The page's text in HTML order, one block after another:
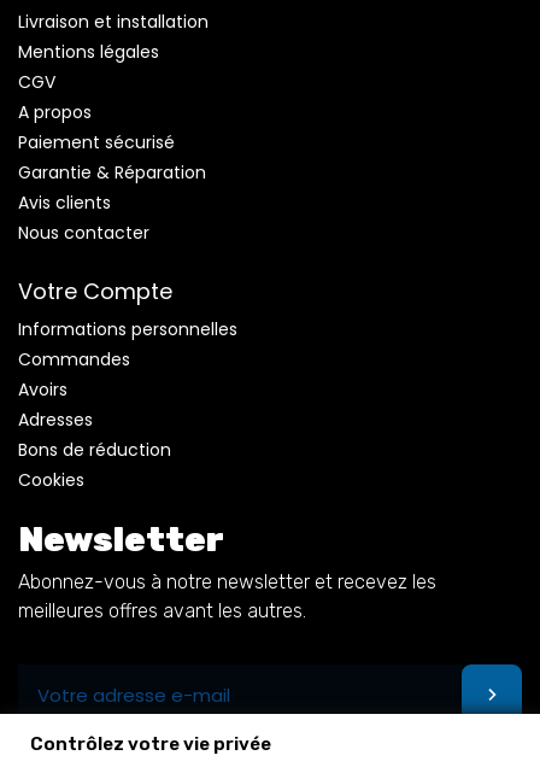
Livraison et installation
Mentions légales
CGV
A propos
Paiement sécurisé
Garantie & Réparation
Avis clients
Nous contacter
Votre Compte
Informations personnelles
Commandes
Avoirs
Adresses
Bons de réduction
Cookies
Newsletter
Abonnez-vous à notre newsletter et recevez les
meilleures offres avant les autres.
Contrôlez votre vie privée